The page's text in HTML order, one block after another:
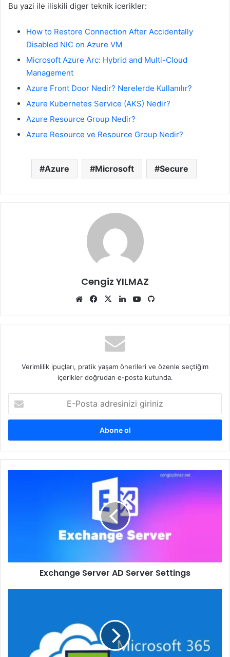
Bu yazi ile iliskili diger teknik icerikler:
How to Restore Connection After Accidentally
Disabled NIC on Azure VM
Microsoft Azure Arc: Hybrid and Multi-Cloud
Management
Azure Front Door Nedir? Nerelerde Kullanılır?
Azure Kubernetes Service (AKS) Nedir?
Azure Resource Group Nedir?
Azure Resource ve Resource Group Nedir?
Azure Microsoft Secure
Cengiz YILMAZ
Web
Facebook
X LinkedInYouTube
Verimlilik ipuçları, pratik yaşam önerileri ve özenle seçtiğim
içerikler doğrudan e-posta kutunda.
Posta
adresinizi
Exchange Server AD Server Settings